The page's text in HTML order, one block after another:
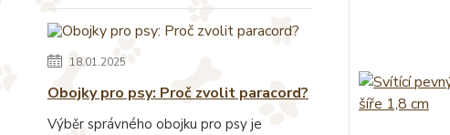
18.01.2025
Obojky pro psy: Proč zvolit paracord?
Výběr správného obojku pro psy je